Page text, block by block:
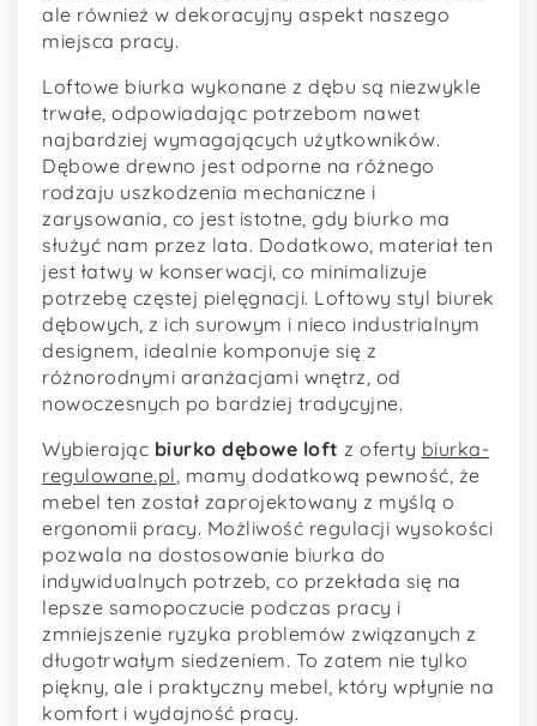
ale również w dekoracyjny aspekt naszego
miejsca pracy.
Loftowe biurka wykonane z dębu są niezwykle
trwałe, odpowiadając potrzebom nawet
najbardziej wymagających użytkowników.
Dębowe drewno jest odporne na różnego
rodzaju uszkodzenia mechaniczne i
zarysowania, co jest istotne, gdy biurko ma
służyć nam przez lata. Dodatkowo, materiał ten
jest łatwy w konserwacji, co minimalizuje
potrzebę częstej pielęgnacji. Loftowy styl biurek
dębowych, z ich surowym i nieco industrialnym
designem, idealnie komponuje się z
różnorodnymi aranżacjami wnętrz, od
nowoczesnych po bardziej tradycyjne.
Wybierając biurko dębowe loft z oferty biurka-
regulowane.pl , mamy dodatkową pewność, że
mebel ten został zaprojektowany z myślą o
ergonomii pracy. Możliwość regulacji wysokości
pozwala na dostosowanie biurka do
indywidualnych potrzeb, co przekłada się na
lepsze samopoczucie podczas pracy i
zmniejszenie ryzyka problemów związanych z
długotrwałym siedzeniem. To zatem nie tylko
piękny, ale i praktyczny mebel, który wpłynie na
komfort i wydajność pracy.